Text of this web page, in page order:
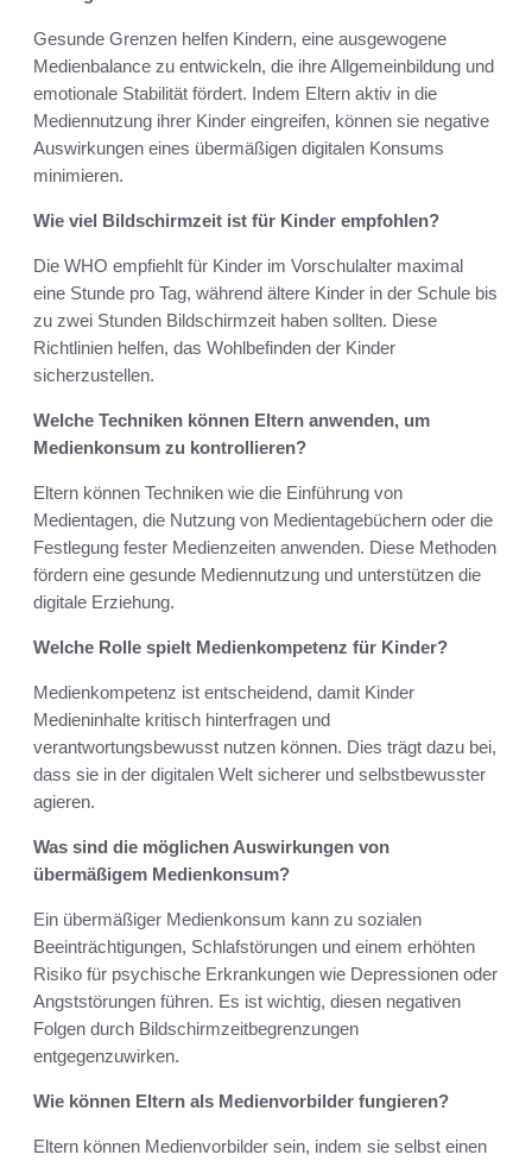
Gesunde Grenzen helfen Kindern, eine ausgewogene
Medienbalance zu entwickeln, die ihre Allgemeinbildung und
emotionale Stabilität fördert. Indem Eltern aktiv in die
Mediennutzung ihrer Kinder eingreifen, können sie negative
Auswirkungen eines übermäßigen digitalen Konsums
minimieren.
Wie viel Bildschirmzeit ist für Kinder empfohlen?
Die WHO empfiehlt für Kinder im Vorschulalter maximal
eine Stunde pro Tag, während ältere Kinder in der Schule bis
zu zwei Stunden Bildschirmzeit haben sollten. Diese
Richtlinien helfen, das Wohlbefinden der Kinder
sicherzustellen.
Welche Techniken können Eltern anwenden, um
Medienkonsum zu kontrollieren?
Eltern können Techniken wie die Einführung von
Medientagen, die Nutzung von Medientagebüchern oder die
Festlegung fester Medienzeiten anwenden. Diese Methoden
fördern eine gesunde Mediennutzung und unterstützen die
digitale Erziehung.
Welche Rolle spielt Medienkompetenz für Kinder?
Medienkompetenz ist entscheidend, damit Kinder
Medieninhalte kritisch hinterfragen und
verantwortungsbewusst nutzen können. Dies trägt dazu bei,
dass sie in der digitalen Welt sicherer und selbstbewusster
agieren.
Was sind die möglichen Auswirkungen von
übermäßigem Medienkonsum?
Ein übermäßiger Medienkonsum kann zu sozialen
Beeinträchtigungen, Schlafstörungen und einem erhöhten
Risiko für psychische Erkrankungen wie Depressionen oder
Angststörungen führen. Es ist wichtig, diesen negativen
Folgen durch Bildschirmzeitbegrenzungen
entgegenzuwirken.
Wie können Eltern als Medienvorbilder fungieren?
Eltern können Medienvorbilder sein, indem sie selbst einen